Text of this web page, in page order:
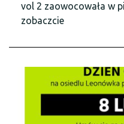
vol 2 zaowocowała w
zobaczcie